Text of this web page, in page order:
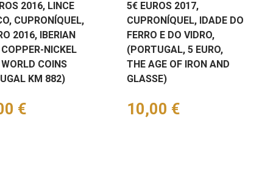
2016, LINCE
CUPRONÍQUEL,
2016, IBERIAN
COPPER-NICKEL
COINS
KM 882)
€
5€ EUROS 2017,
CUPRONÍQUEL, IDADE DO
FERRO E DO VIDRO,
(PORTUGAL, 5 EURO,
THE AGE OF IRON AND
GLASSE)
Preço
10,00 €